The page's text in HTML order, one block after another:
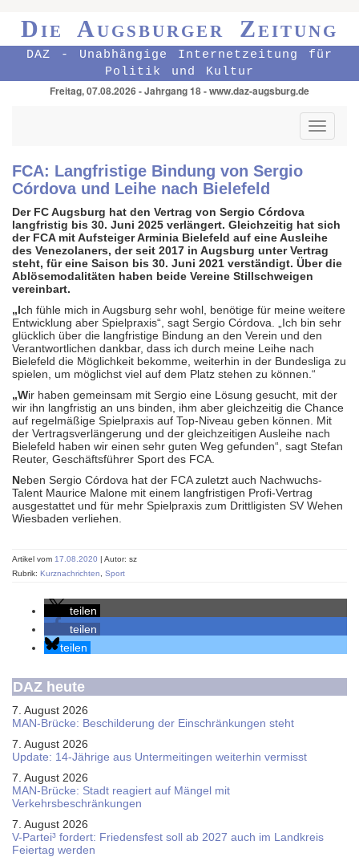
Die Augsburger Zeitung
DAZ - Unabhängige Internetzeitung für
Politik und Kultur
Freitag, 07.08.2026 - Jahrgang 18 - www.daz-augsburg.de
Toggle
FCA: Langfristige Bindung von Sergio
Córdova und Leihe nach Bielefeld
Der FC Augsburg hat den Vertrag von Sergio Córdova
langfristig bis 30. Juni 2025 verlängert. Gleichzeitig hat sich
der FCA mit Aufsteiger Arminia Bielefeld auf eine Ausleihe
des Venezolaners, der seit 2017 in Augsburg unter Vertrag
steht, für eine Saison bis 30. Juni 2021 verständigt. Über die
Ablösemodalitäten haben beide Vereine Stillschweigen
vereinbart.
„Ich fühle mich in Augsburg sehr wohl, benötige für meine weitere
Entwicklung aber Spielpraxis“, sagt Sergio Córdova. „Ich bin sehr
glücklich über die langfristige Bindung an den Verein und den
Verantwortlichen dankbar, dass ich durch meine Leihe nach
Bielefeld die Möglichkeit bekomme, weiterhin in der Bundesliga zu
spielen, um möglichst viel auf dem Platz stehen zu können.“
„Wir haben gemeinsam mit Sergio eine Lösung gesucht, mit der
wir ihn langfristig an uns binden, ihm aber gleichzeitig die Chance
auf regelmäßige Spielpraxis auf Top-Niveau geben können. Mit
der Vertragsverlängerung und der gleichzeitigen Ausleihe nach
Bielefeld haben wir einen sehr guten Weg gefunden“, sagt Stefan
Reuter, Geschäftsführer Sport des FCA.
Neben Sergio Córdova hat der FCA zuletzt auch Nachwuchs-
Talent Maurice Malone mit einem langfristigen Profi-Vertrag
ausgestattet und für mehr Spielpraxis zum Drittligisten SV Wehen
Wiesbaden verliehen.
Artikel vom 17.08.2020 | Autor: sz
Rubrik: Kurznachrichten Sport
teilen
teilen
teilen
DAZ heute
7. August 2026
MAN-Brücke: Beschilderung der Einschränkungen steht
7. August 2026
Update: 14-Jährige aus Untermeitingen weiterhin vermisst
7. August 2026
MAN-Brücke: Stadt reagiert auf Mängel mit
Verkehrsbeschränkungen
7. August 2026
V-Partei­³ fordert: Friedens­fest soll ab 2027 auch im Land­kreis
Feier­tag werden